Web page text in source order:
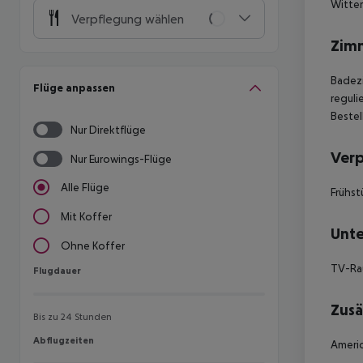
Verpflegung wählen
Flüge anpassen
Nur Direktflüge
Nur Eurowings-Flüge
Alle Flüge
Mit Koffer
Ohne Koffer
Flugdauer
Flugdauer
Bis zu 24 Stunden
Abflugzeiten
Abflugzeiten
TV-